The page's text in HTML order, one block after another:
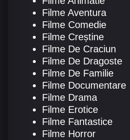
Filme Aventura
Filme Comedie
Filme Creștine
Filme De Craciun
Filme De Dragoste
Filme De Familie
Filme Documentare
Filme Drama
Filme Erotice
Filme Fantastice
Filme Horror